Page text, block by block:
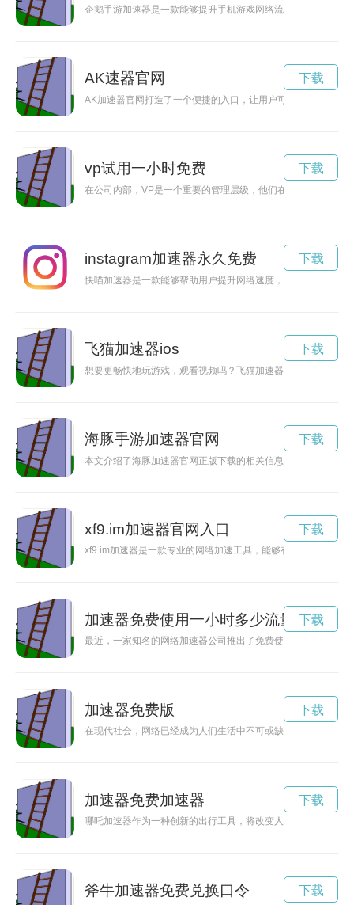
企鹅手游加速器是一款能够提升手机游戏网络流畅度的工具，
AK速器官网
AK加速器官网打造了一个便捷的入口，让用户可以尽享高速网
下载
vp试用一小时免费
在公司内部，VP是一个重要的管理层级，他们在决策、领导团
下载
instagram加速器永久免费
快喵加速器是一款能够帮助用户提升网络速度，解决游戏卡顿
下载
飞猫加速器ios
想要更畅快地玩游戏，观看视频吗？飞猫加速器是不错的选择
下载
海豚手游加速器官网
本文介绍了海豚加速器官网正版下载的相关信息，让用户了解
下载
xf9.im加速器官网入口
xf9.im加速器是一款专业的网络加速工具，能够有效提升网络
下载
加速器免费使用一小时多少流量
最近，一家知名的网络加速器公司推出了免费使用一小时的活
下载
加速器免费版
在现代社会，网络已经成为人们生活中不可或缺的一部分。为
下载
加速器免费加速器
哪吒加速器作为一种创新的出行工具，将改变人们的出行方式
下载
斧牛加速器免费兑换口令 下载